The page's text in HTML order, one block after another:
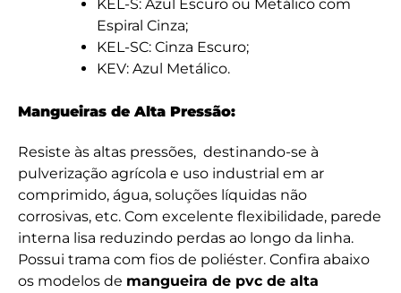
KEL-S: Azul Escuro ou Metálico com
Espiral Cinza;
KEL-SC: Cinza Escuro;
KEV: Azul Metálico.
Mangueiras de Alta Pressão:
Resiste às altas pressões, destinando-se à
pulverização agrícola e uso industrial em ar
comprimido, água, soluções líquidas não
corrosivas, etc. Com excelente flexibilidade, parede
interna lisa reduzindo perdas ao longo da linha.
Possui trama com fios de poliéster. Confira abaixo
os modelos de mangueira de pvc de alta